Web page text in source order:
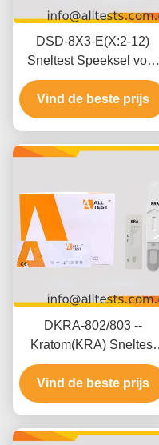
DSD-8X3-E(X:2-12)
Sneltest Speeksel voor
Meerdere Drugs -
Professioneel Gebruik
Vind de beste prijs
DKRA-802/803 --
Kratom(KRA) Sneltest
(Oraal Vloeistof)
(Cassette/Apparaat)
Vind de beste prijs